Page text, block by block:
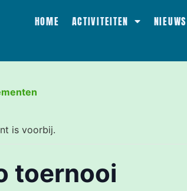
HOME ACTIVITEITEN NIEUWS
is voorbij.
toernooi